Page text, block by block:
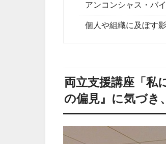
アンコンシャス・バ
個人や組織に及ぼす
両立支援講座「私
の偏見』に気づき